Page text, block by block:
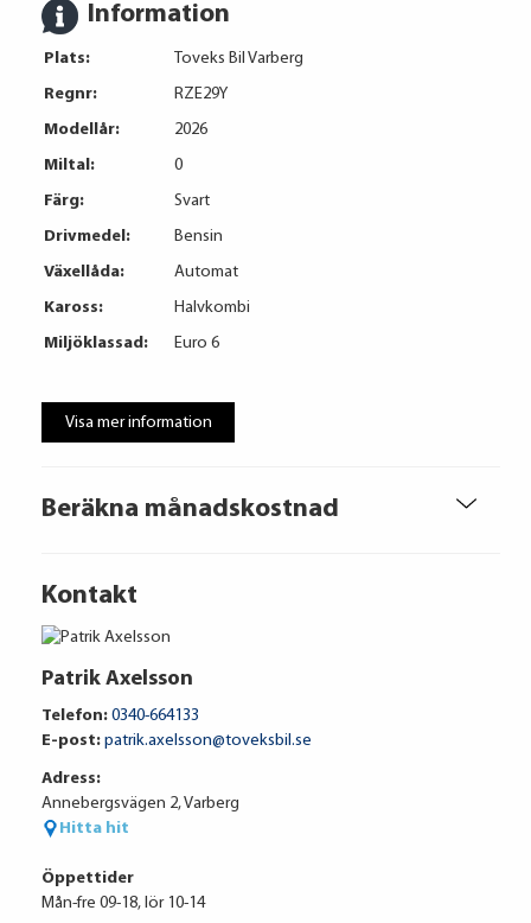
Beräkna månadskostnad
Information
Plats:
Toveks Bil Varberg
Regnr:
RZE29Y
Modellår:
2026
Miltal:
0
Färg:
Svart
Drivmedel:
Bensin
Växellåda:
Automat
Kaross:
Halvkombi
Miljöklassad:
Euro 6
Visa mer information
Kontakt
Patrik Axelsson
Telefon: 0340-664133
E-post: patrik.axelsson@toveksbil.se
Adress:
Annebergsvägen 2, Varberg
Hitta hit
Öppettider
Mån-fre 09-18, lör 10-14